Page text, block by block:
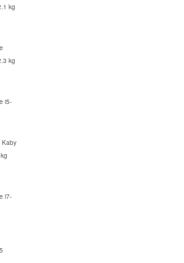
kg
kg
i5-
Kaby
i7-